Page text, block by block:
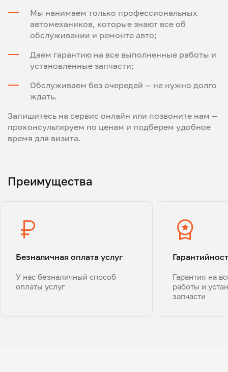
Мы нанимаем только профессиональных
автомехаников, которые знают все об
обслуживании и ремонте авто;
Даем гарантию на все выполненные работы и
установленные запчасти;
Обслуживаем без очередей — не нужно долго
ждать.
Запишитесь на сервис онлайн или позвоните нам —
проконсультируем по ценам и подберем удобное
время для визита.
Преимущества
Безналичная оплата услуг
У нас безналичный способ
оплаты услуг
Гарантия на
работы и
запчасти